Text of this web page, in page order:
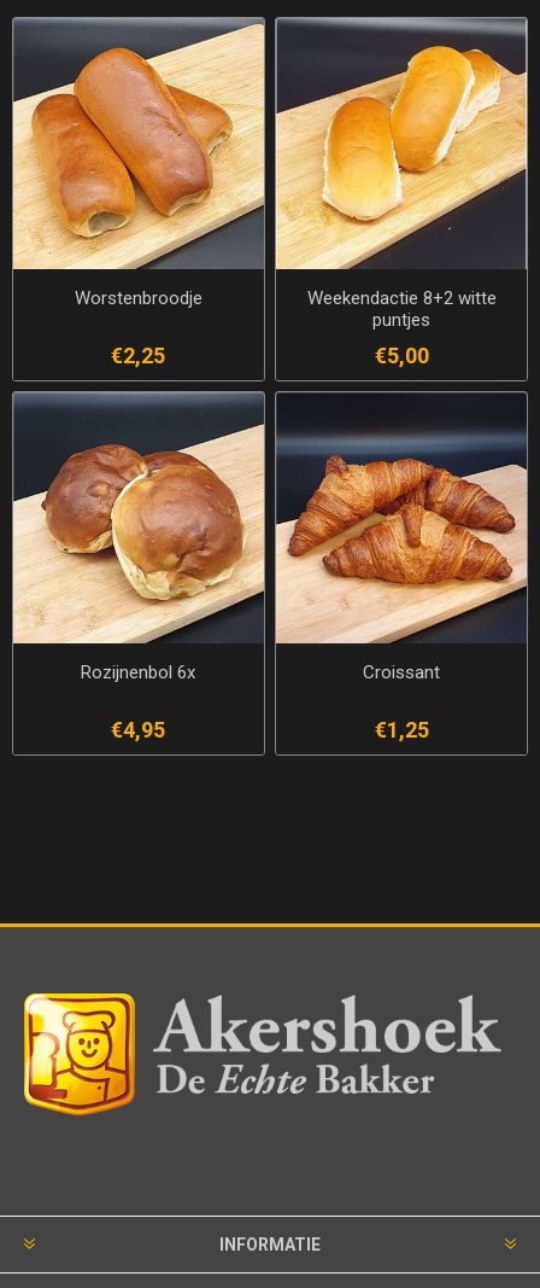
Worstenbroodje
€2,25
Weekendactie 8+2 witte
puntjes
€5,00
Rozijnenbol 6x
€4,95
Croissant
€1,25
INFORMATIE